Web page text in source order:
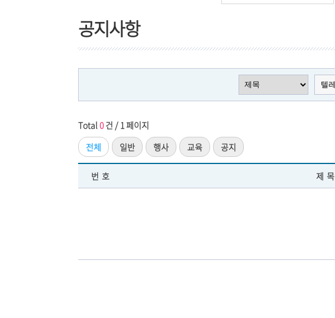
공지사항
Total0건 / 1 페이지
전체
일반 행사 교육 공지
번호 제목